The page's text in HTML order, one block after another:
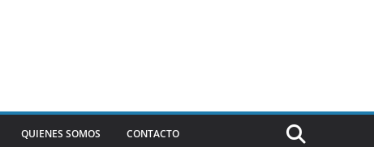
QUIENES SOMOS CONTACTO